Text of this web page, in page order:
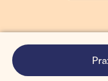
© Rex